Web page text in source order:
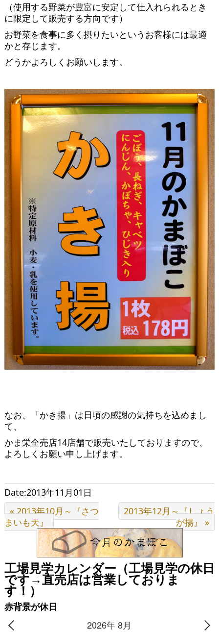
（使用する野菜が豊富に安定して仕入れられるとき
に限定して販売する方向です）
お野菜を食事に多く摂りたいというお客様には最適
かと存じます。
どうかよろしくお願いします。
なお、「かき揚」は日頃の感謝の気持ちを込めまし
て、
かま栄全売店14店舗で販売いたしておりますので、
よろしくお願い申し上げます。
Date:2013年11月01日
« 2013年10月～『さつ
まいも天』
2013年12月～『しょう
が揚』 »
工場見学カレンダー（工場見学の休日
です→直売店は営業しておりま
す！）
赤背景が休日
2026年 8月